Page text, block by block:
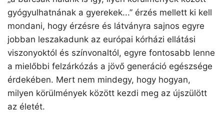
gyógyulhatnának a gyerekek...” érzés mellett ki kell
mondani, hogy érzésre és látványra sajnos egyre
jobban leszakadunk az európai kórházi ellátási
viszonyoktól és színvonaltól, egyre fontosabb lenne
a mielőbbi felzárkózás a jövő generáció egészsége
érdekében. Mert nem mindegy, hogy hogyan,
milyen körülmények között kezdi meg az újszülött
az életét.